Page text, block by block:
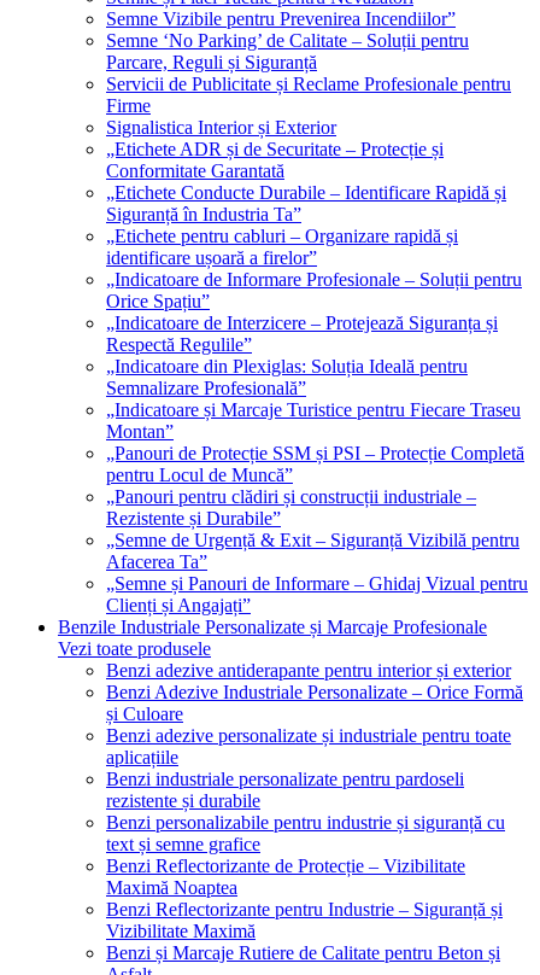
Semne Vizibile pentru Prevenirea Incendiilor”
Semne ‘No Parking’ de Calitate – Soluții pentru
Parcare, Reguli și Siguranță
Servicii de Publicitate și Reclame Profesionale pentru
Firme
Signalistica Interior și Exterior
„Etichete ADR și de Securitate – Protecție și
Conformitate Garantată
„Etichete Conducte Durabile – Identificare Rapidă și
Siguranță în Industria Ta”
„Etichete pentru cabluri – Organizare rapidă și
identificare ușoară a firelor”
„Indicatoare de Informare Profesionale – Soluții pentru
Orice Spațiu”
„Indicatoare de Interzicere – Protejează Siguranța și
Respectă Regulile”
„Indicatoare din Plexiglas: Soluția Ideală pentru
Semnalizare Profesională”
„Indicatoare și Marcaje Turistice pentru Fiecare Traseu
Montan”
„Panouri de Protecție SSM și PSI – Protecție Completă
pentru Locul de Muncă”
„Panouri pentru clădiri și construcții industriale –
Rezistente și Durabile”
„Semne de Urgență & Exit – Siguranță Vizibilă pentru
Afacerea Ta”
„Semne și Panouri de Informare – Ghidaj Vizual pentru
Clienți și Angajați”
Benzile Industriale Personalizate și Marcaje Profesionale
Vezi toate produsele
Benzi adezive antiderapante pentru interior și exterior
Benzi Adezive Industriale Personalizate – Orice Formă
și Culoare
Benzi adezive personalizate și industriale pentru toate
aplicațiile
Benzi industriale personalizate pentru pardoseli
rezistente și durabile
Benzi personalizabile pentru industrie și siguranță cu
text și semne grafice
Benzi Reflectorizante de Protecție – Vizibilitate
Maximă Noaptea
Benzi Reflectorizante pentru Industrie – Siguranță și
Vizibilitate Maximă
Benzi și Marcaje Rutiere de Calitate pentru Beton și